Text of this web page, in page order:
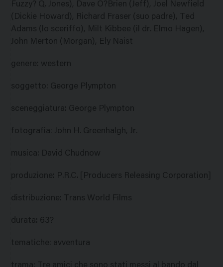
Fuzzy? Q. Jones), Dave O?Brien (Jeff), Joel Newfield
(Dickie Howard), Richard Fraser (suo padre), Ted
Adams (lo sceriffo), Milt Kibbee (il dr. Elmo Hagen),
John Merton (Morgan), Ely Naist
genere: western
soggetto: George Plympton
sceneggiatura: George Plympton
fotografia: John H. Greenhalgh, Jr.
musica: David Chudnow
produzione: P.R.C. [Producers Releasing Corporation]
distribuzione: Trans World Films
durata: 63?
tematiche: avventura